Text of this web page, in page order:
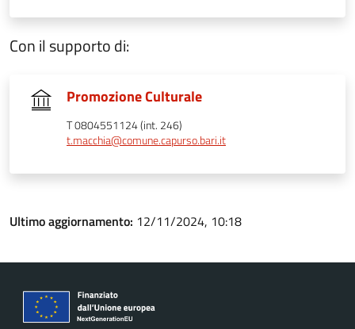
Con il supporto di:
Promozione Culturale
T 0804551124 (int. 246)
t.macchia@comune.capurso.bari.it
Ultimo aggiornamento: 12/11/2024, 10:18